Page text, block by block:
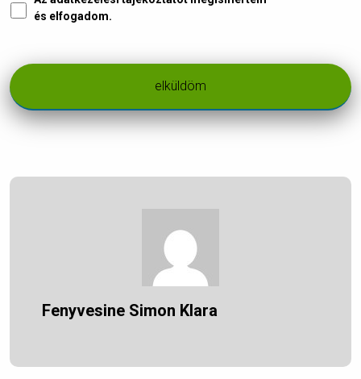
Adatkezelés *
és elfogadom.
Fenyvesine Simon Klara